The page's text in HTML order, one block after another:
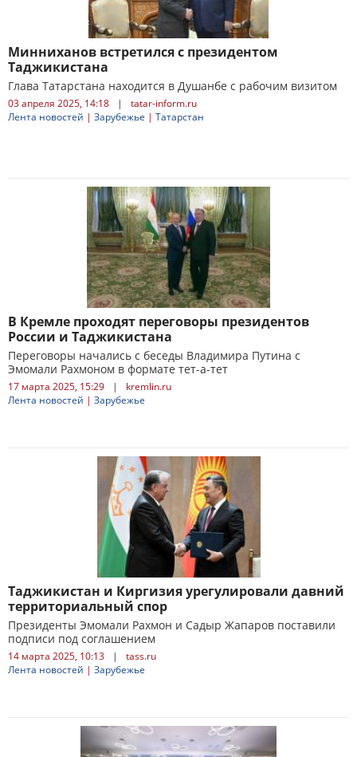
Минниханов встретился с президентом
Таджикистана
Глава Татарстана находится в Душанбе с рабочим визитом
03 апреля 2025, 14:18 |
tatar-inform.ru
Лента новостей | Зарубежье | Татарстан
В Кремле проходят переговоры президентов
России и Таджикистана
Переговоры начались с беседы Владимира Путина с
Эмомали Рахмоном в формате тет-а-тет
17 марта 2025, 15:29 |
kremlin.ru
Лента новостей | Зарубежье
Таджикистан и Киргизия урегулировали давний
территориальный спор
Президенты Эмомали Рахмон и Садыр Жапаров поставили
подписи под соглашением
14 марта 2025, 10:13 |
tass.ru
Лента новостей | Зарубежье